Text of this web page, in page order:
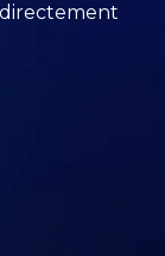
directement